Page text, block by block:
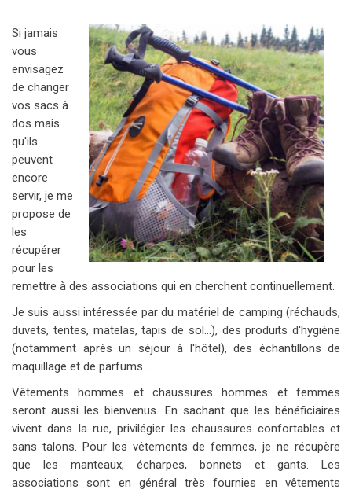
Si jamais
vous
envisagez
de changer
vos sacs à
dos mais
qu'ils
peuvent
encore
servir, je me
propose de
les
récupérer
pour les
remettre à des associations qui en cherchent continuellement.
Je suis aussi intéressée par du matériel de camping (réchauds,
duvets, tentes, matelas, tapis de sol...), des produits d'hygiène
(notamment après un séjour à l'hôtel), des échantillons de
maquillage et de parfums...
Vêtements hommes et chaussures hommes et femmes
seront aussi les bienvenus. En sachant que les bénéficiaires
vivent dans la rue, privilégier les chaussures confortables et
sans talons. Pour les vêtements de femmes, je ne récupère
que les manteaux, écharpes, bonnets et gants. Les
associations sont en général très fournies en vêtements